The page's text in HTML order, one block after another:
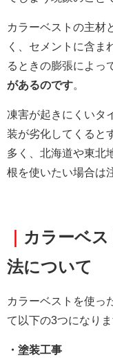
カラーベストの主材
く、セメントに含ま
るときの膨張によっ
があるのです。
凍害が起きにくいタ
装が劣化してくると
多く、北海道や東北
根を使いたい場合は
カラーベ
法について
カラーベストを使っ
て以下の3つになりま
・塗装工事